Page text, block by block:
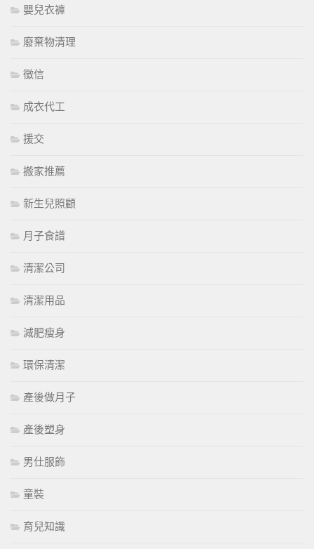
嬰兒衣褲
廢棄物清理
徵信
成衣代工
援交
搬家推薦
新生兒照顧
月子食譜
清潔公司
清潔用品
減肥瘦身
環保清潔
產後做月子
產後塑身
男仕服飾
童裝
育兒知識